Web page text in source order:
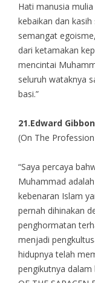
Hati manusia
kebaikan dan
semangat
dari ketamakan
mencintai
seluruh wataknya
basi.”
21.Edward
(On The
“Saya percaya
Muhammad
kebenaran Islam
pernah dihinakan
penghormatan
menjadi
hidupnya telah
pengikutnya dalam